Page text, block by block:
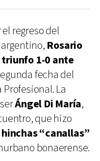
regreso del
Rosario
1-0 ante
fecha del
La
Ángel Di María,
que hizo
“canallas”
bonaerense.